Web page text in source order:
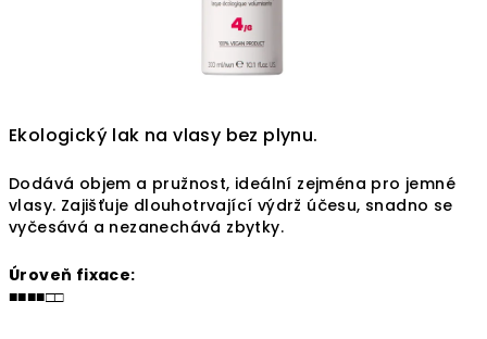
Ekologický lak na vlasy bez plynu.
Dodává objem a pružnost, ideální zejména pro jemné
vlasy. Zajišťuje dlouhotrvající výdrž účesu, snadno se
vyčesává a nezanechává zbytky.
Úroveň fixace:
■■■■□□